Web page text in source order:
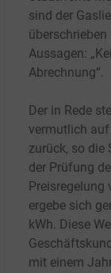
sind der
Aussagen:
Abrechnung“.
Der in Rede
vermutlich auf
zurück, so die
der Prüfung
Preisregelung
ergebe sich
kWh. Diese
mit einem